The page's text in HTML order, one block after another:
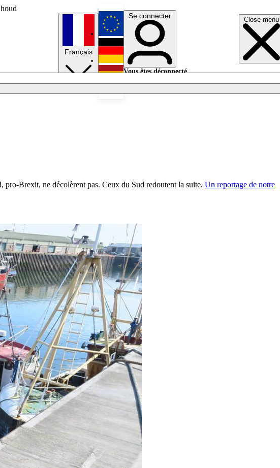
Close menu
Français
English
Deutsch
Se connecter
Vous êtes déconnecté.
pro-Brexit, ne décolèrent pas. Ceux du Sud redoutent la suite. Un reportage de notre